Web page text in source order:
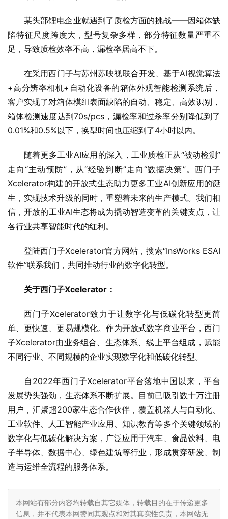
某头部锂电企业就遇到了质检方面的挑战——因箱体缺
陷特征尺度跨度大，型号复杂多样，部分特征数量严重不
足，导致质检效率不高，漏检率居高不下。
在采用西门子与苏州苏映视联合开发、基于AI视觉算法
+高分辨率相机+自动化设备的箱体外观智能检测系统后，
客户实现了对箱体模组表面缺陷的自动、稳定、高效识别，
箱体检测速度达到70s/pcs，漏检率和过杀率分别降低到了
0.01%和0.5%以下，换型时间也压缩到了4小时以内。
随着更多工业AI应用的深入，工业质检正从“被动检测”
走向“主动预防”，从“经验判断”走向“数据决策”。西门子
Xcelerator构建的开放式生态助力更多工业AI创新应用的诞
生，实现技术升级的同时，重塑着未来的生产模式。我们相
信，开放的工业AI生态将成为撬动智造变革的关键支点，让
各行业共享智能时代的红利。
登陆西门子Xcelerator官方网站，搜索“InsWorks ESAI
软件”联系我们，共同推动行业的数字化转型。
关于西门子Xcelerator ：
西门子Xcelerator致力于让数字化与低碳化转型更简
单、更快速、更易规模化。作为开放式数字商业平台，西门
子Xcelerator由业务组合、生态体系、线上平台组成，赋能
不同行业、不同规模的企业实现数字化和低碳化转型。
自2022年西门子Xcelerator平台落地中国以来，平台
发展势头强劲，生态体系不断扩展。目前已吸引数十万注册
用户，汇聚超200家生态合作伙伴，覆盖机器人与自动化、
工业软件、人工智能产业应用、知识教育等多个关键领域的
数字化与低碳化解决方案，广泛应用于汽车、食品饮料、电
子半导体、数据中心、绿色建筑等行业，形成贯穿研发、制
造与运维全流程的服务体系。
本网站有部分内容均转载自其它媒体，转载目的在于传递更多
信息，并不代表本网赞同其观点和对其真实性负责，本网站无